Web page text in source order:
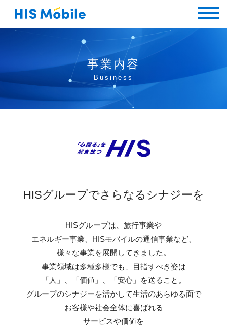
事業内容
Business
HISグループでさらなるシナジーを
HISグループは、旅行事業や
エネルギー事業、HISモバイルの通信事業など、
様々な事業を展開してきました。
事業領域は多種多様でも、目指すべき姿は
「人」、「価値」、「安心」を送ること。
グループのシナジーを活かして生活のあらゆる面で
お客様や社会全体に喜ばれる
サービスや価値を